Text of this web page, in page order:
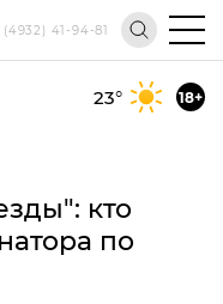
(4932) 41-94-81
23° 18+
кто
по